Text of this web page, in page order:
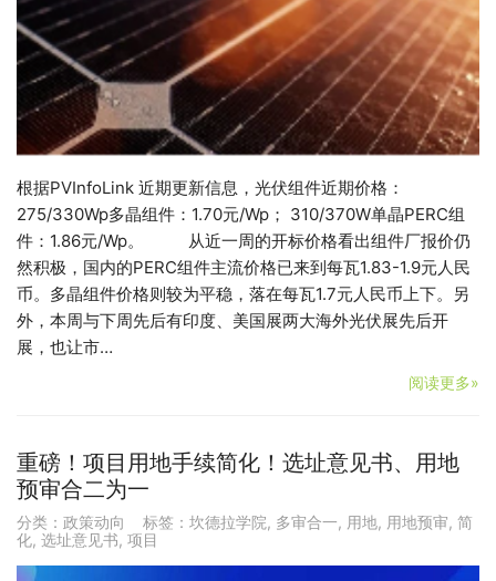
根据PVInfoLink 近期更新信息，光伏组件近期价格：
275/330Wp多晶组件：1.70元/Wp； 310/370W单晶PERC组
件：1.86元/Wp。 从近一周的开标价格看出组件厂报价仍
然积极，国内的PERC组件主流价格已来到每瓦1.83-1.9元人民
币。多晶组件价格则较为平稳，落在每瓦1.7元人民币上下。另
外，本周与下周先后有印度、美国展两大海外光伏展先后开
展，也让市…
阅读更多»
重磅！项目用地手续简化！选址意见书、用地
预审合二为一
分类： 政策动向 标签： 坎德拉学院, 多审合一, 用地, 用地预审, 简
化, 选址意见书, 项目